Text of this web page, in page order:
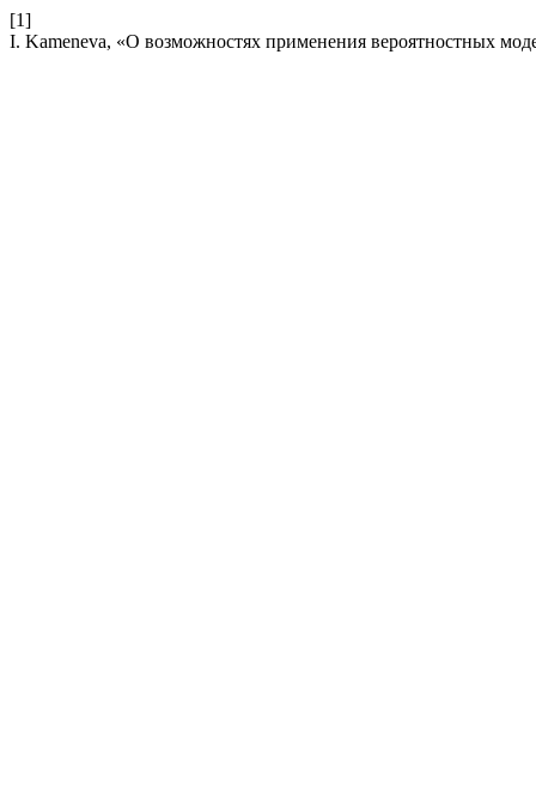
[1]
I. Kameneva, «О возможностях применения вероятностных